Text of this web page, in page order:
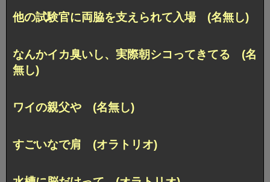
他の試験官に両脇を支えられて入場 (名無し)
なんかイカ臭いし、実際朝シコってきてる (名
無し)
ワイの親父や (名無し)
すごいなで肩 (オラトリオ)